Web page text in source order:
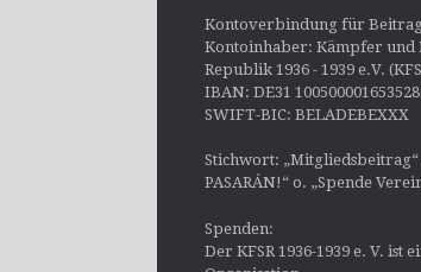
Kontoverbindung für
Kontoinhaber: Kämpfer und
Republik 1936 - 1939 e.V.
IBAN: DE31
SWIFT-BIC: BELADEBEXXX
Stichwort: „Mitgliedsbeitrag“
PASARÁN!“ o. „Spende
Spenden:
Der KFSR 1936-1939 e. V. ist